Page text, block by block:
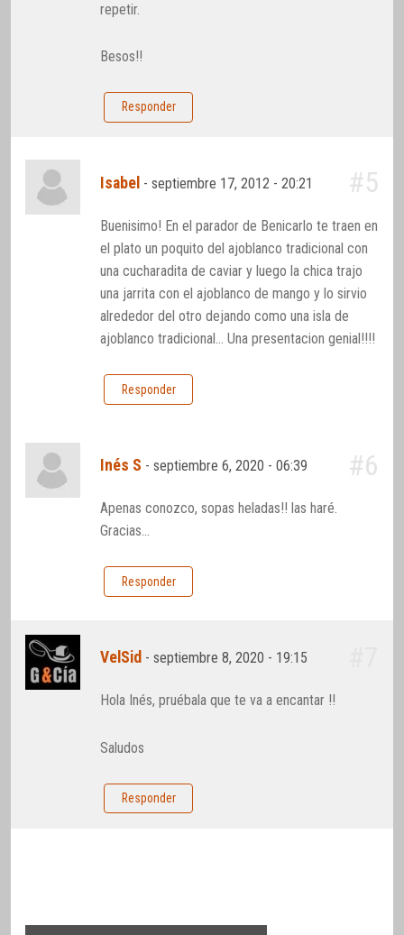
repetir.
Besos!!
Responder
Isabel -septiembre 17, 2012 - 20:21 #5
Buenisimo! En el parador de Benicarlo te traen en
el plato un poquito del ajoblanco tradicional con
una cucharadita de caviar y luego la chica trajo
una jarrita con el ajoblanco de mango y lo sirvio
alrededor del otro dejando como una isla de
ajoblanco tradicional… Una presentacion genial!!!!
Responder
Inés S -septiembre 6, 2020 - 06:39 #6
Apenas conozco, sopas heladas!! las haré.
Gracias…
Responder
VelSid -septiembre 8, 2020 - 19:15
Hola Inés, pruébala que te va a encantar !!
Saludos
Responder